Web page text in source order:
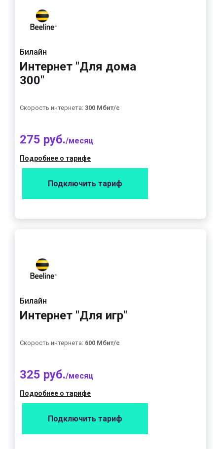
Билайн
Интернет "Для дома
300"
Скорость интернета: 300 Мбит/с
275 руб./месяц
Подробнее о тарифе
Подключить тариф
Билайн
Интернет "Для игр"
Скорость интернета: 600 Мбит/с
325 руб./месяц
Подробнее о тарифе
Подключить тариф